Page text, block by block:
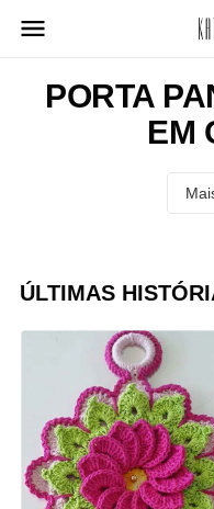
para
conteúdoPORTA
EM
ÚLTIMAS